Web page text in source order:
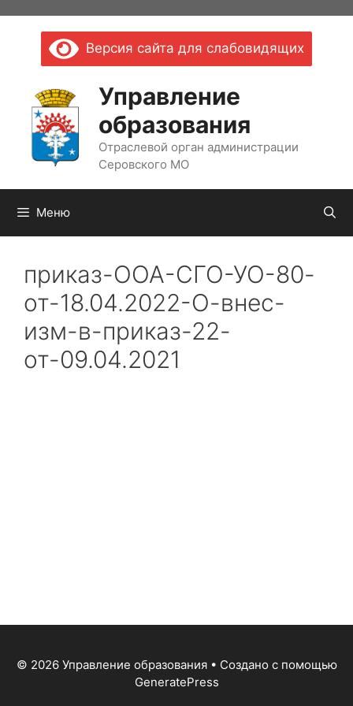
содержимомуВерсия сайта для слабовидящих
Управление
образования
Отраслевой орган администрации
Серовского МО
Меню
приказ-ООА-СГО-УО-80-
от-18.04.2022-О-внес-
изм-в-приказ-22-
от-09.04.2021
© 2026 Управление образования• Создано с помощью
GeneratePress